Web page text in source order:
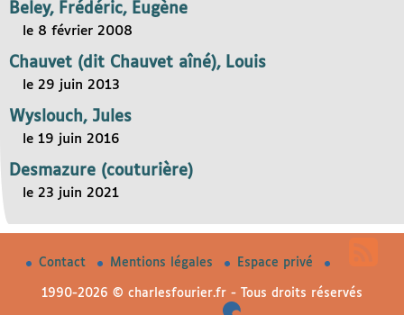
Beley, Frédéric, Eugène
le 8 février 2008
Chauvet (dit Chauvet aîné), Louis
le 29 juin 2013
Wyslouch, Jules
le 19 juin 2016
Desmazure (couturière)
le 23 juin 2021
Contact Mentions légales Espace privé
1990-2026 © charlesfourier.fr - Tous droits réservés